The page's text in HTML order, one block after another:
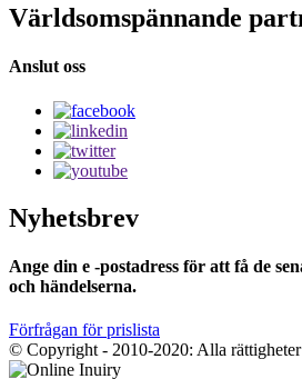
Världsomspännande
Anslut oss
Nyhetsbrev
Ange din e -postadress för att få de
och händelserna.
Förfrågan för prislista
© Copyright - 2010-2020: Alla